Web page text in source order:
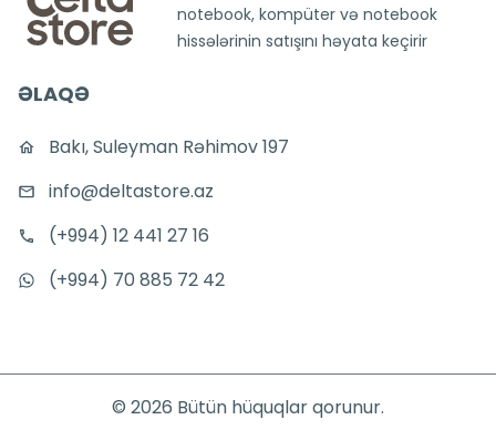
notebook, kompüter və notebook
hissələrinin satışını həyata keçirir
ƏLAQƏ
Bakı, Suleyman Rəhimov 197
info@deltastore.az
(+994) 12 441 27 16
(+994) 70 885 72 42
© 2026 Bütün hüquqlar qorunur.